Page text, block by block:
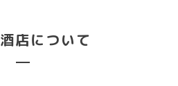
店について